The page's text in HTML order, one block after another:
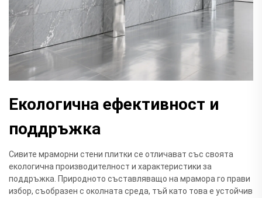
Екологична ефективност и
поддръжка
Сивите мраморни стени плитки се отличават със своята
екологична производителност и характеристики за
поддръжка. Природното съставляващо на мрамора го прави
избор, съобразен с околната среда, тъй като това е устойчив